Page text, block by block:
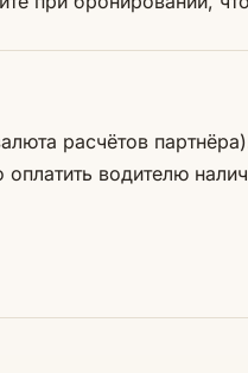
расчётов
водителю